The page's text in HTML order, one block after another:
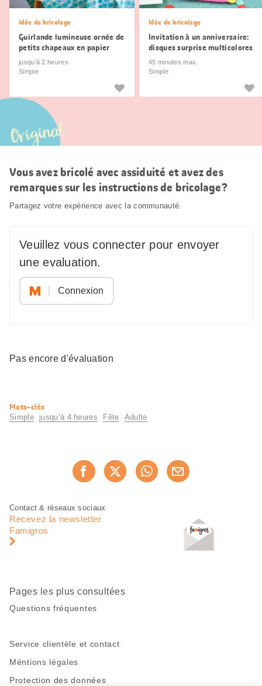
Idée de bricolage
Guirlande lumineuse ornée de
petits chapeaux en papier
jusqu’à 2 heures
Simple
Idée de bricolage
Invitation à un anniversaire:
disques surprise multicolores
45 minutes max.
Simple
Original
Vous avez bricolé avec assiduité et avez des
remarques sur les instructions de bricolage?
Partagez votre expérience avec la communauté.
Veuillez vous connecter pour envoyer
une evaluation.
Connexion
Pas encore d'évaluation
Informations
utiles
Mots-clés
Simple jusqu’à 4 heures Fête Adulte
Recommander maintenant
Pied
page
Navigation
pied
Contact & réseaux sociaux
Recevez la newsletter
Famigros
Pages les plus consultées
Questions fréquentes
Service clientèle et contact
Méntions légales
Protection des données